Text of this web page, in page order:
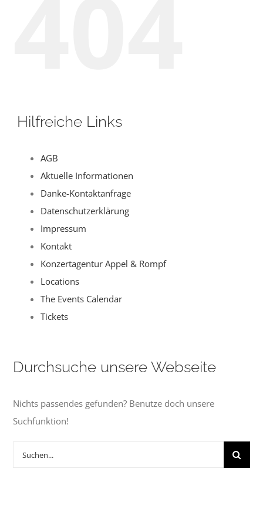
Hilfreiche Links
AGB
Aktuelle Informationen
Danke-Kontaktanfrage
Datenschutzerklärung
Impressum
Kontakt
Konzertagentur Appel & Rompf
Locations
The Events Calendar
Tickets
Durchsuche unsere Webseite
Nichts passendes gefunden? Benutze doch unsere
Suchfunktion!
Suche